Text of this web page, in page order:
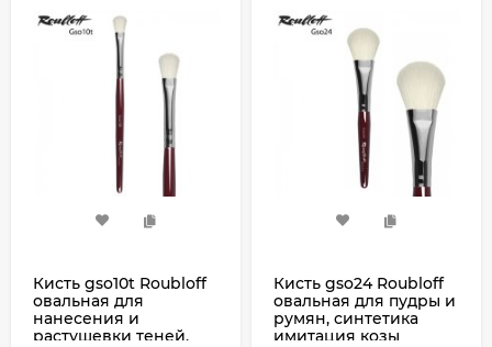
Кисть gso10t Roubloff
овальная для
нанесения и
растушевки теней,
Кисть gso24 Roubloff
овальная для пудры и
румян, синтетика
имитация козы